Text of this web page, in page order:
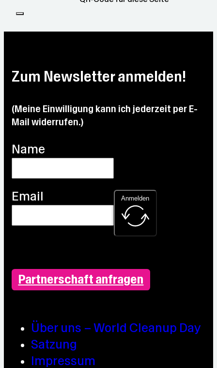
Partnerschaft anfragen
Über uns – World Cleanup Day
Satzung
Impressum
Zum Newsletter anmelden!
(Meine Einwilligung kann ich jederzeit per E-
Mail widerrufen.)
Name
Email Anmelden